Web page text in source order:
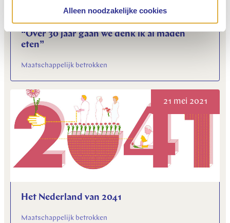
Alleen noodzakelijke cookies
“Over 30 jaar gaan we denk ik al maden
eten”
Maatschappelijk betrokken
21 mei 2021
Het Nederland van 2041
Maatschappelijk betrokken